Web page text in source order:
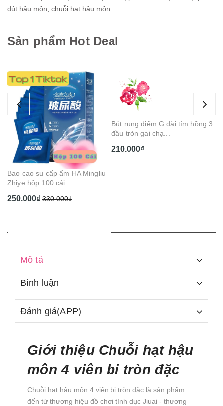
đút hậu môn chuỗi hạt hậu môn
Sản phẩm Hot Deal
Bao cao su cấp ẩm HA Mingliu
Zhiye hộp 100 cái ...
250.000₫ 330.000₫
Mô tả
Bình luận
Đánh giá(APP)
Giới thiệu Chuỗi hạt hậu
môn 4 viên bi tròn đặc
Chuỗi hạt hậu môn 4 viên bi tròn đặc là sản phẩm
đến từ thương hiệu đồ chơi tình dục Jiuai - thương